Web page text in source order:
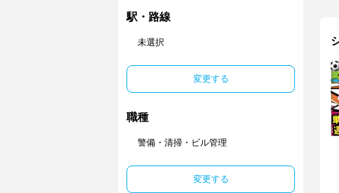
駅・路線
未選択
変更する
職種
警備・清掃・ビル管理
変更する